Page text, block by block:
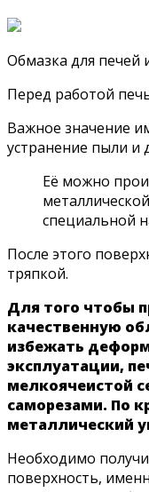
Обмазка для печей
Перед работой
Важное значение
устранение пыли и
Её можно
специальной
После этого
тряпкой.
Для того чтобы
качественную
избежать
эксплуатации,
мелкоячеистой
саморезами. По
металлический
Необходимо
поверхность,